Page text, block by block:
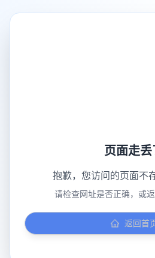
页面走丢
抱歉，您访问的页面不
请检查网址是否正确，或
返回首